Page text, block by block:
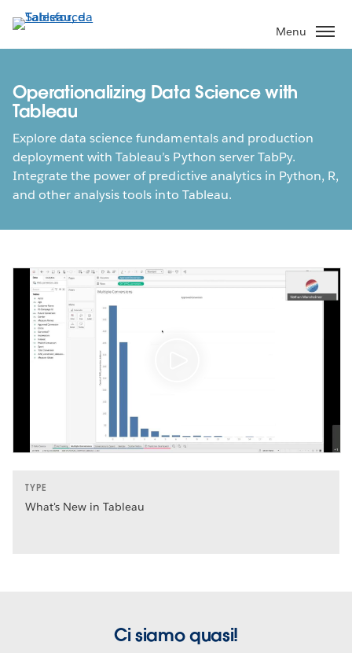
Passa
contenuto
Menu
Operationalizing Data Science with
Tableau
Explore data science fundamentals and production
deployment with Tableau’s Python server TabPy.
Integrate the power of predictive analytics in Python, R,
and other analysis tools into Tableau.
TYPE
What's New in Tableau
Ci siamo quasi!